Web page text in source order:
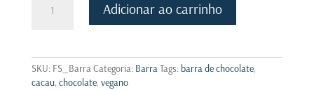
Intenso
Barra
quantidade
Adicionar ao carrinho
SKU: FS_BarraCategoria: BarraTags: barra de chocolate,
cacau, chocolate, vegano